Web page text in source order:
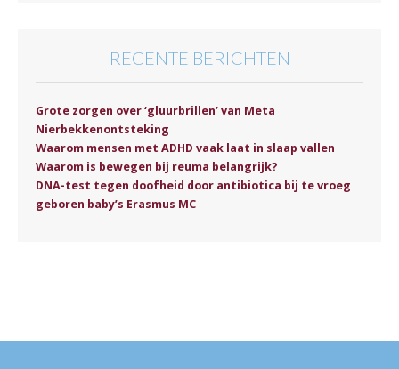
RECENTE BERICHTEN
Grote zorgen over ‘gluurbrillen’ van Meta
Nierbekkenontsteking
Waarom mensen met ADHD vaak laat in slaap vallen
Waarom is bewegen bij reuma belangrijk?
DNA-test tegen doofheid door antibiotica bij te vroeg
geboren baby’s Erasmus MC